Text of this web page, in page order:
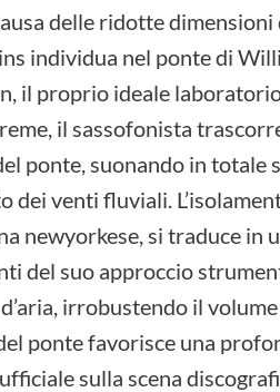
delle ridotte
individua nel ponte di
il proprio ideale
il sassofonista
ponte, suonando in
dei venti fluviali.
newyorkese, si traduce
del suo approccio
irrobustendo il
ponte favorisce una
sulla scena